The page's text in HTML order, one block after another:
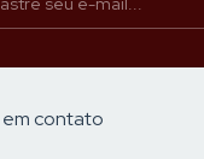
em contato